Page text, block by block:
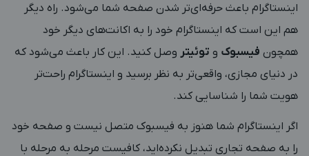
اینستاگرام باعث حرفه‌ای‌تر شدن صفحه شما می‌شود. راه دیگر
هم این است که اینستاگرام خود را به اکانت‌های دیگر خود
همچون فیسبوک و توئیتر وصل کنید. این کار باعث می‌شود که
در دنیای مجازی، واقعی‌تر به نظر برسید و اینستاگرام راحت‌تر
هویت شما را شناسایی کند.
اگر اینستاگرام شما هنوز به فیسبوک متصل نیست و صفحه خود
را به صفحه تجاری تبدیل نکرده‌اید، کافیست مرحله به مرحله با